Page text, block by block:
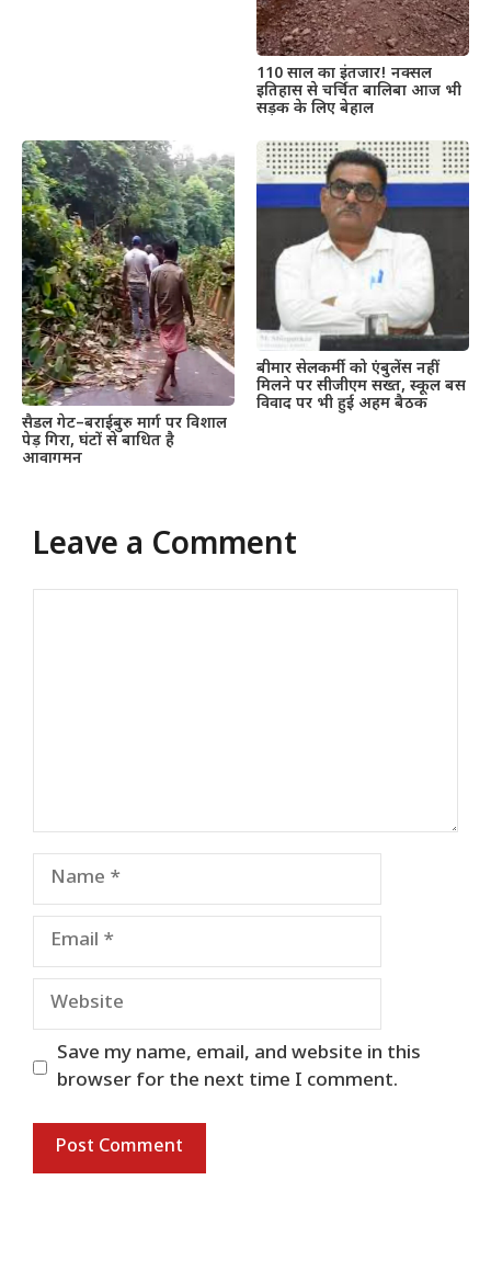
110 साल का इंतजार! नक्सल
इतिहास से चर्चित बालिबा आज भी
सड़क के लिए बेहाल
सैडल गेट–बराईबुरु मार्ग पर विशाल
पेड़ गिरा, घंटों से बाधित है
आवागमन
बीमार सेलकर्मी को एंबुलेंस नहीं
मिलने पर सीजीएम सख्त, स्कूल बस
विवाद पर भी हुई अहम बैठक
Leave a Comment
Name
Email
Website
Save my name, email, and website in this
browser for the next time I comment.